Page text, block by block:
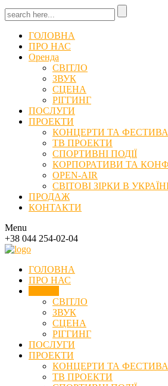
ГОЛОВНА
ПРО НАС
Оренда
СВІТЛО
ЗВУК
СЦЕНА
РІГГИНГ
ПОСЛУГИ
ПРОЕКТИ
КОНЦЕРТИ ТА
ТВ ПРОЕКТИ
СПОРТИВНІ ПОДІЇ
КОРПОРАТИВИ ТА
OPEN-AIR
СВІТОВІ ЗІРКИ В
ПРОДАЖ
КОНТАКТИ
Menu
+38 044 254-02-04
ГОЛОВНА
ПРО НАС
СВІТЛО
ЗВУК
СЦЕНА
РІГГИНГ
ПОСЛУГИ
ПРОЕКТИ
КОНЦЕРТИ ТА
ТВ ПРОЕКТИ